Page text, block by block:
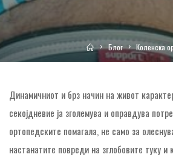
HomeБлог Коленска
Динамичниот и брз начин на живот
секојдневие ја зголемува и оправдува
ортопедските помагала, не само за
настанатите повреди на зглобовите туку и